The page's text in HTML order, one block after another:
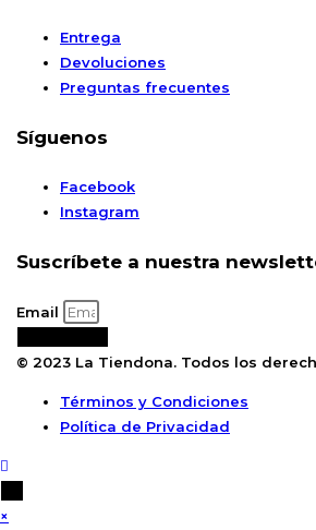
Entrega
Devoluciones
Preguntas frecuentes
Síguenos
Facebook
Instagram
Suscríbete a nuestra
Email
© 2023 La Tiendona. Todos los
Términos y Condiciones
Política de Privacidad
×